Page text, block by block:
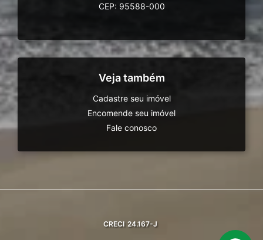
CEP: 95588-000
Veja também
Cadastre seu imóvel
Encomende seu imóvel
Fale conosco
CRECI 24.167-J